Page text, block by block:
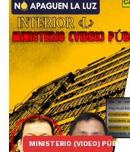
MINISTERIO (VIDEO) PÚBLICO